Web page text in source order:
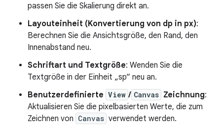
passen Sie die Skalierung direkt an.
Layouteinheit (Konvertierung von dp in px):
Berechnen Sie die Ansichtsgröße, den Rand, den
Innenabstand neu.
Schriftart und Textgröße: Wenden Sie die
Textgröße in der Einheit „sp“ neu an.
Benutzerdefinierte View / Canvas Zeichnung:
Aktualisieren Sie die pixelbasierten Werte, die zum
Zeichnen von Canvas verwendet werden.